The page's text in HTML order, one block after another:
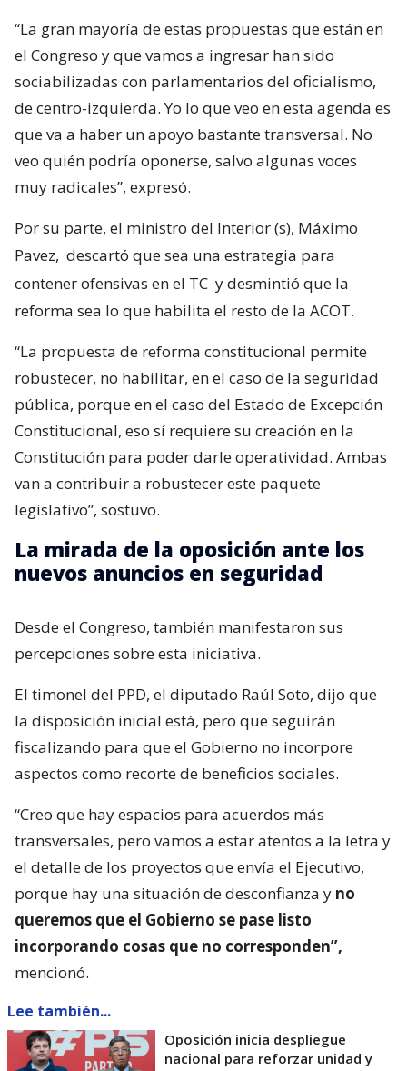
“La gran mayoría de estas propuestas que están en
el Congreso y que vamos a ingresar han sido
sociabilizadas con parlamentarios del oficialismo,
de centro-izquierda. Yo lo que veo en esta agenda es
que va a haber un apoyo bastante transversal. No
veo quién podría oponerse, salvo algunas voces
muy radicales”, expresó.
Por su parte, el ministro del Interior (s), Máximo
Pavez, descartó que sea una estrategia para
contener ofensivas en el TC y desmintió que la
reforma sea lo que habilita el resto de la ACOT.
“La propuesta de reforma constitucional permite
robustecer, no habilitar, en el caso de la seguridad
pública, porque en el caso del Estado de Excepción
Constitucional, eso sí requiere su creación en la
Constitución para poder darle operatividad. Ambas
van a contribuir a robustecer este paquete
legislativo”, sostuvo.
La mirada de la oposición ante los
nuevos anuncios en seguridad
Desde el Congreso, también manifestaron sus
percepciones sobre esta iniciativa.
El timonel del PPD, el diputado Raúl Soto, dijo que
la disposición inicial está, pero que seguirán
fiscalizando para que el Gobierno no incorpore
aspectos como recorte de beneficios sociales.
“Creo que hay espacios para acuerdos más
transversales, pero vamos a estar atentos a la letra y
el detalle de los proyectos que envía el Ejecutivo,
porque hay una situación de desconfianza y no
queremos que el Gobierno se pase listo
incorporando cosas que no corresponden”,
mencionó.
Lee también...
Oposición inicia despliegue
nacional para reforzar unidad y